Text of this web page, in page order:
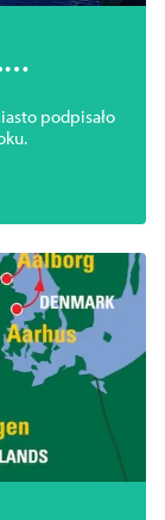
podpisało